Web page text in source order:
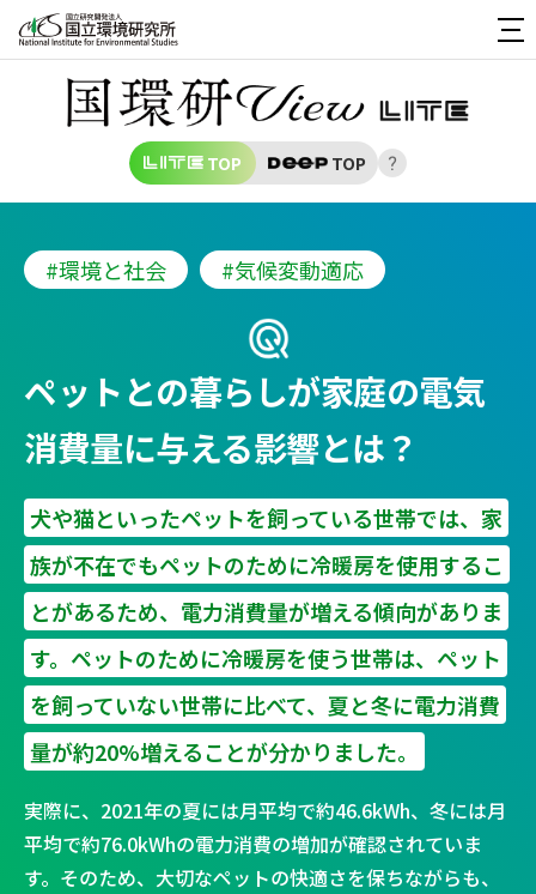
TOP TOP
#環境と社会 #気候変動適応
ペットとの暮らしが家庭の電気
消費量に与える影響とは？
犬や猫といったペットを飼っている世帯では、家
族が不在でもペットのために冷暖房を使用するこ
とがあるため、電力消費量が増える傾向がありま
す。ペットのために冷暖房を使う世帯は、ペット
を飼っていない世帯に比べて、夏と冬に電力消費
量が約20%増えることが分かりました。
実際に、2021年の夏には月平均で約46.6kWh、冬には月
平均で約76.0kWhの電力消費の増加が確認されていま
す。そのため、大切なペットの快適さを保ちながらも、